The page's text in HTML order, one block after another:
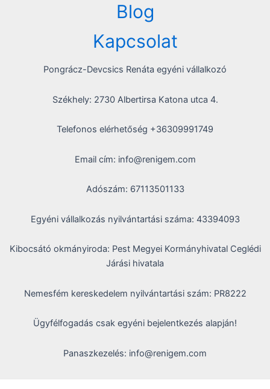
Blog
Kapcsolat
Pongrácz-Devcsics Renáta egyéni vállalkozó
Székhely: 2730 Albertirsa Katona utca 4.
Telefonos elérhetőség +36309991749
Email cím: info@renigem.com
Adószám: 67113501133
Egyéni vállalkozás nyilvántartási száma: 43394093
Kibocsátó okmányiroda: Pest Megyei Kormányhivatal Ceglédi
Járási hivatala
Nemesfém kereskedelem nyilvántartási szám: PR8222
Ügyfélfogadás csak egyéni bejelentkezés alapján!
Panaszkezelés: info@renigem.com